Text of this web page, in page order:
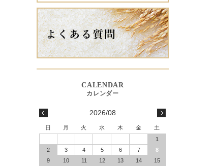
2026/08
日 月 火 水 木 金
土
1
2
3 4 5 6 7
8
9
10 11 12 13 14 15